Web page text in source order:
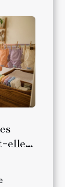
elles
?